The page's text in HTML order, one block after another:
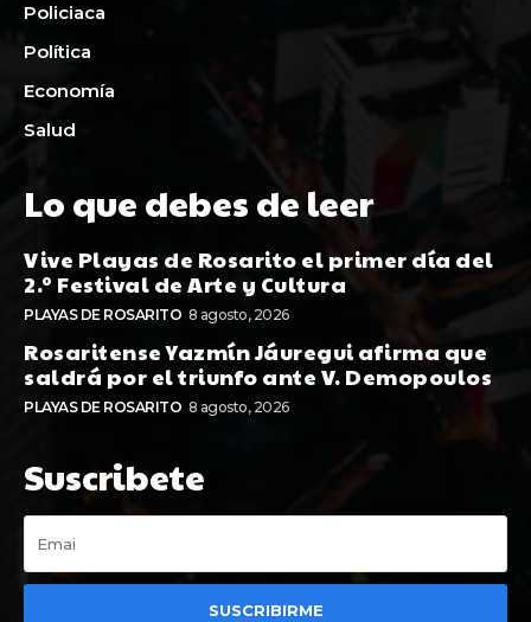
Policiaca
Política
Economía
Salud
Lo que debes de leer
Vive Playas de Rosarito el primer día del
2.º Festival de Arte y Cultura
PLAYAS DE ROSARITO 8 agosto, 2026
Rosaritense Yazmín Jáuregui afirma que
saldrá por el triunfo ante V. Demopoulos
PLAYAS DE ROSARITO 8 agosto, 2026
Suscribete
SUSCRIBIRME